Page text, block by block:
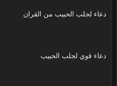
دعاء لجلب الحبيب من القران
دعاء قوي لجلب الحبيب